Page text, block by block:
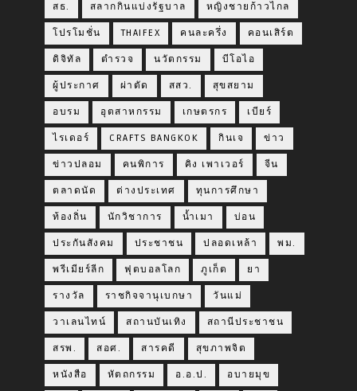
สธ. สลากกินแบ่งรัฐบาล หญิงชายก้าวไกล
โปรโมชั่น THAIFEX คนละครึ่ง คอนเสิร์ต
ดิจิทัล ตำรวจ นวัตกรรม บีโอไอ
ผู้ประกาศ ผ่าตัด สสว. สุขสยาม
อบรม อุตสาหกรรม เกษตรกร เบียร์
ไรเดอร์ CRAFTS BANGKOK กินเจ ข่าว
ข่าวปลอม คนพิการ คิง เพาเวอร์ จีน
ตลาดนัด ต่างประเทศ ทุนการศึกษา
ท้องถิ่น นักวิชาการ น้ำเมา บ่อน
ประกันสังคม ประชาชน ปลอดเหล้า พม.
พรีเมียร์ลีก ฟุตบอลโลก ภูเก็ต ยา
รางวัล ราชกิจจานุเบกษา วันแม่
วาเลนไทน์ สถานบันเทิง สถานีประชาชน
สรพ. สอศ. สารคดี สุขภาพจิต
หนังสือ หัตถกรรม อ.อ.ป. อบายมุข